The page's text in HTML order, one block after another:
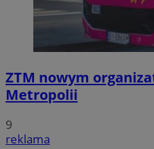
ZTM nowym
Metropolii
9
reklama